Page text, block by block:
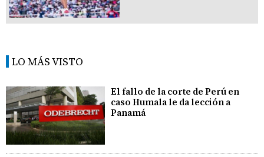
LO MÁS VISTO
El fallo de la corte de Perú en
caso Humala le da lección a
Panamá